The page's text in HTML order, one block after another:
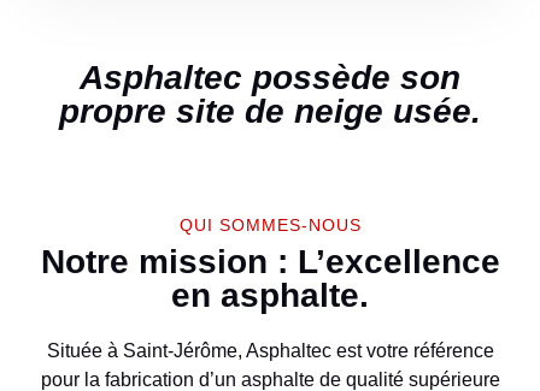
Asphaltec possède son
propre site de neige usée.
QUI SOMMES-NOUS
Notre mission : L’excellence
en asphalte.
Située à Saint-Jérôme, Asphaltec est votre référence
pour la fabrication d’un asphalte de qualité supérieure